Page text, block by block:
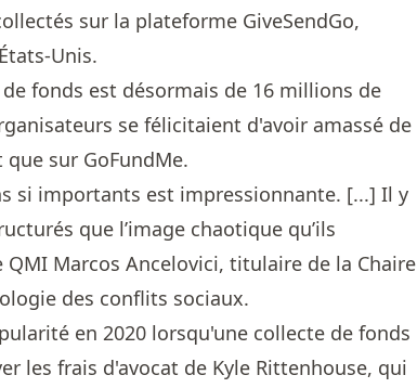
sur la plateforme GiveSendGo,
Unis.
fonds est désormais de 16 millions de
se félicitaient d'avoir amassé de
sur GoFundMe.
si importants est impressionnante. [...] Il y
que l’image chaotique qu’ils
Marcos Ancelovici, titulaire de la Chaire
des conflits sociaux.
en 2020 lorsqu'une collecte de fonds
les frais d'avocat de Kyle Rittenhouse, qui